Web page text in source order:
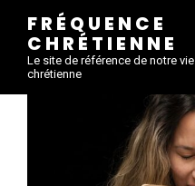
FRÉQUENCE
CHRÉTIENNE
Le site de référence de notre vie
chrétienne